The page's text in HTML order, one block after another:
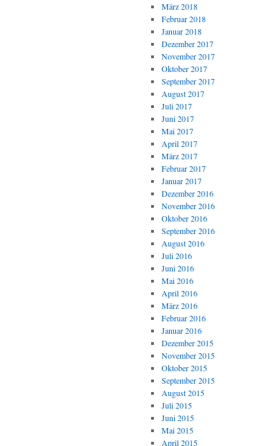
März 2018
Februar 2018
Januar 2018
Dezember 2017
November 2017
Oktober 2017
September 2017
August 2017
Juli 2017
Juni 2017
Mai 2017
April 2017
März 2017
Februar 2017
Januar 2017
Dezember 2016
November 2016
Oktober 2016
September 2016
August 2016
Juli 2016
Juni 2016
Mai 2016
April 2016
März 2016
Februar 2016
Januar 2016
Dezember 2015
November 2015
Oktober 2015
September 2015
August 2015
Juli 2015
Juni 2015
Mai 2015
April 2015